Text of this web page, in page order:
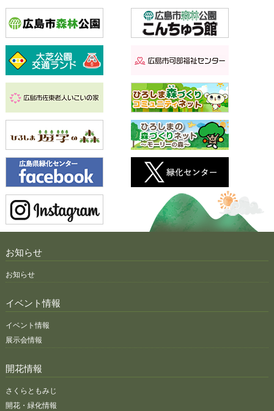
お知らせ
お知らせ
イベント情報
イベント情報
展示会情報
開花情報
さくらともみじ
開花・緑化情報